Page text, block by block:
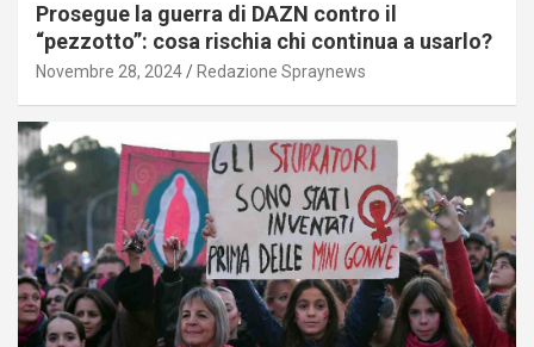
Prosegue la guerra di DAZN contro il
“pezzotto”: cosa rischia chi continua a usarlo?
Novembre 28, 2024 Redazione Spraynews